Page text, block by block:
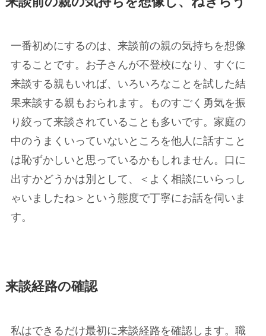
一番初めにするのは、来談前の親の気持ちを想像
することです。お子さんが不登校になり、すぐに
来談する親もいれば、いろいろなことを試した結
果来談する親もおられます。ものすごく勇気を振
り絞って来談されていることも多いです。家庭の
中のうまくいっていないところを他人に話すこと
は恥ずかしいと思っているかもしれません。口に
出すかどうかは別として、＜よく相談にいらっし
ゃいましたね＞という態度で丁寧にお話を伺いま
す。
来談経路の確認
私はできるだけ最初に来談経路を確認します。職